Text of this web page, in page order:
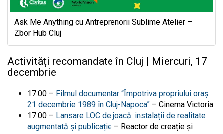
Ask Me Anything cu Antreprenorii Sublime Atelier –
Zbor Hub Cluj
Activități recomandate în Cluj | Miercuri, 17
decembrie
17:00 – Filmul documentar “Împotriva propriului oraș.
21 decembrie 1989 în Cluj-Napoca” – Cinema Victoria
17:00 – Lansare LOC de joacă: instalații de realitate
augmentată și publicație – Reactor de creație și